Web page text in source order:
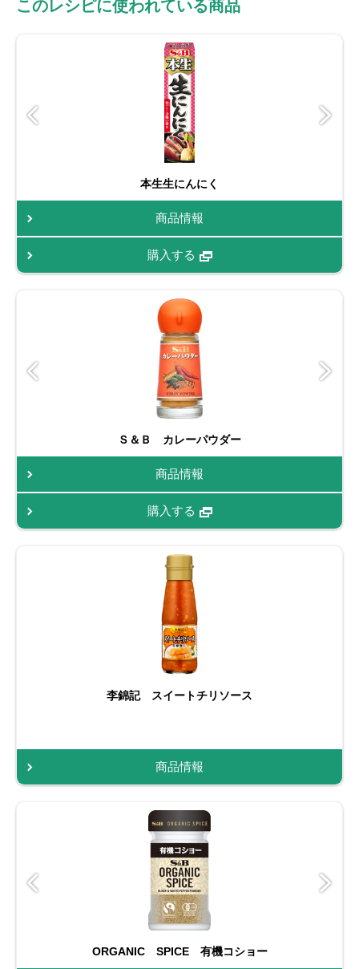
このレシピに使われている商品
本生生にんにく
商品情報
購入する
Ｓ＆Ｂ カレーパウダー
商品情報
購入する
李錦記 スイートチリソース
商品情報
ORGANIC SPICE 有機コショー